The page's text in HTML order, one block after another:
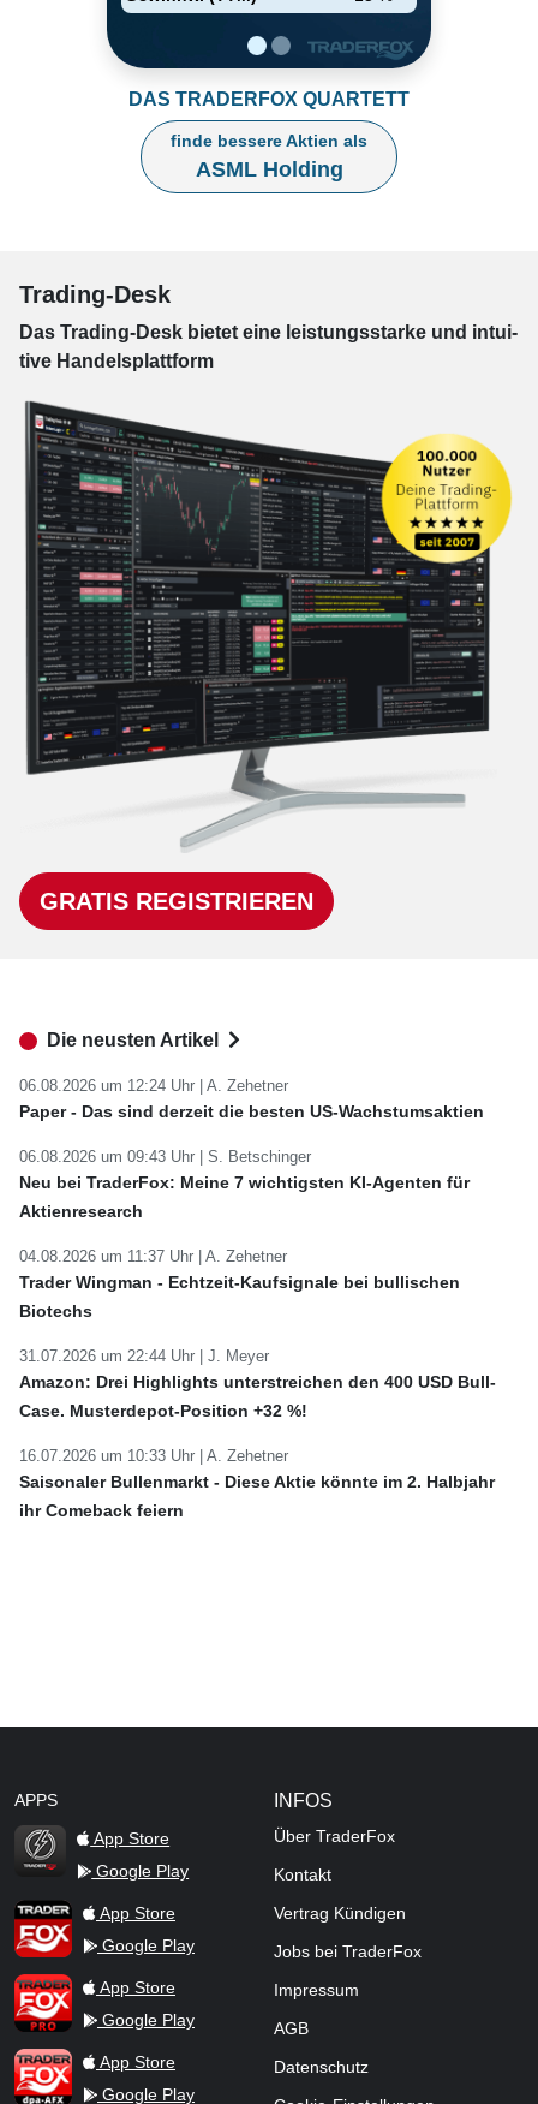
DAS TRADERFOX QUARTETT
finde bessere Aktien als
ASML Holding
Trading-Desk
Das Trading-Desk bie­tet eine leis­tungs­star­ke und in­tui­
tive Han­dels­platt­form
GRATIS REGISTRIEREN
Die neusten Artikel
06.08.2026 um 12:24 Uhr | A. Zehetner
Paper - Das sind derzeit die besten US-Wachstumsaktien
06.08.2026 um 09:43 Uhr | S. Betschinger
Neu bei TraderFox: Meine 7 wichtigsten KI-Agenten für
Aktienresearch
04.08.2026 um 11:37 Uhr | A. Zehetner
Trader Wingman - Echtzeit-Kaufsignale bei bullischen
Biotechs
31.07.2026 um 22:44 Uhr | J. Meyer
Amazon: Drei Highlights unterstreichen den 400 USD Bull-
Case. Musterdepot-Position +32 %!
16.07.2026 um 10:33 Uhr | A. Zehetner
Saisonaler Bullenmarkt - Diese Aktie könnte im 2. Halbjahr
ihr Comeback feiern
APPS
TraderFox Flash
App Store
Google Play
TraderFox AppApp Store
Google Play
TraderFox ProApp Store
Google Play
TraderFox dpa-AFX ProFeed
App Store
Google Play
INFOS
Über TraderFox
Kontakt
Vertrag Kündigen
Jobs bei TraderFox
Impressum
AGB
Datenschutz